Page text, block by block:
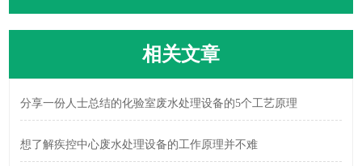
相关文章
分享一份人士总结的化验室废水处理设备的5个工艺原理
想了解疾控中心废水处理设备的工作原理并不难